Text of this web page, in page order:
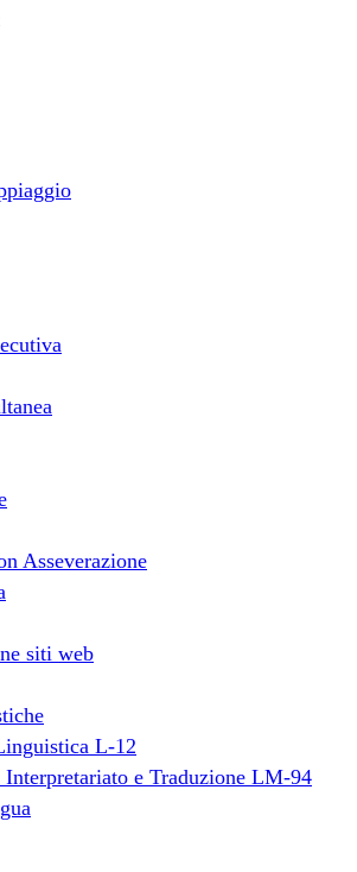
Asseverazione
siti web
L-12
e Traduzione LM-94